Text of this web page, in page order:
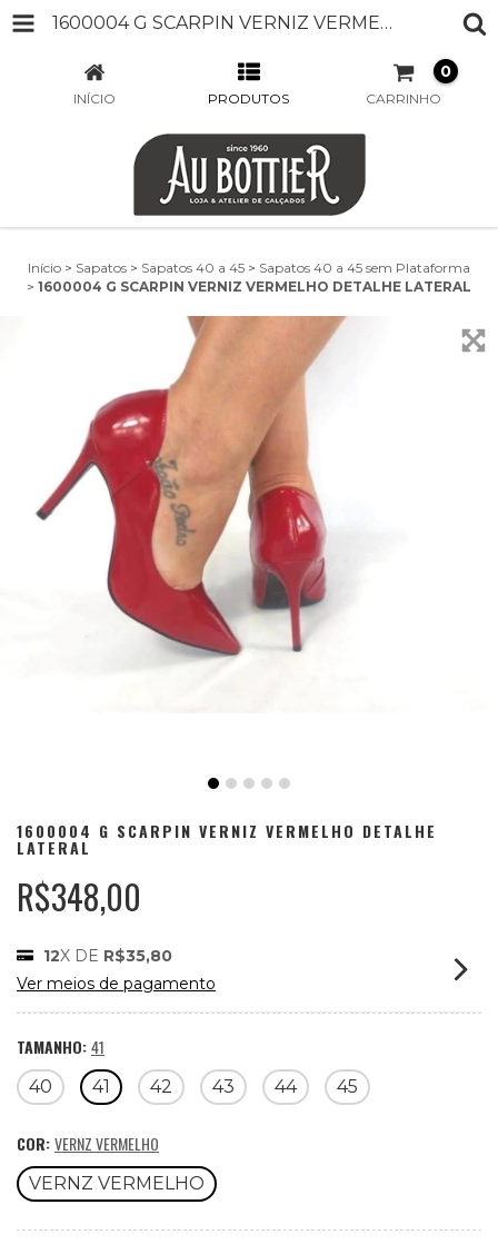
1600004 G SCARPIN VERNIZ VERMELHO DETALHE LATERAL
INÍCIO PRODUTOS CARRINHO
0
Início > Sapatos > Sapatos 40 a 45 > Sapatos 40 a 45 sem Plataforma
> 1600004 G SCARPIN VERNIZ VERMELHO DETALHE LATERAL
1600004 G SCARPIN VERNIZ VERMELHO DETALHE
LATERAL
R$348,00
12X DE R$35,80
Ver meios de pagamento
TAMANHO:41
40 41 42 43 44 45
COR:VERNZ VERMELHO
VERNZ VERMELHO